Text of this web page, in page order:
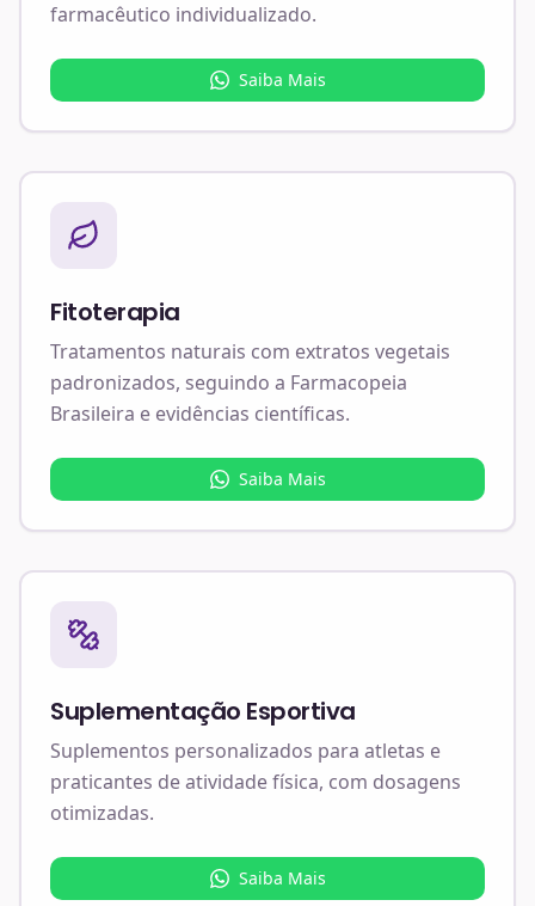
farmacêutico individualizado.
Saiba Mais
Fitoterapia
Tratamentos naturais com extratos vegetais
padronizados, seguindo a Farmacopeia
Brasileira e evidências científicas.
Saiba Mais
Suplementação Esportiva
Suplementos personalizados para atletas e
praticantes de atividade física, com dosagens
otimizadas.
Saiba Mais